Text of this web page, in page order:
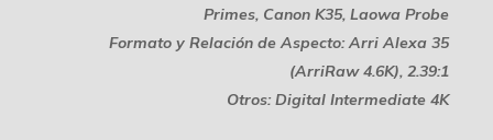
Primes, Canon K35, Laowa Probe
Formato y Relación de Aspecto: Arri Alexa 35
(ArriRaw 4.6K), 2.39:1
Otros: Digital Intermediate 4K